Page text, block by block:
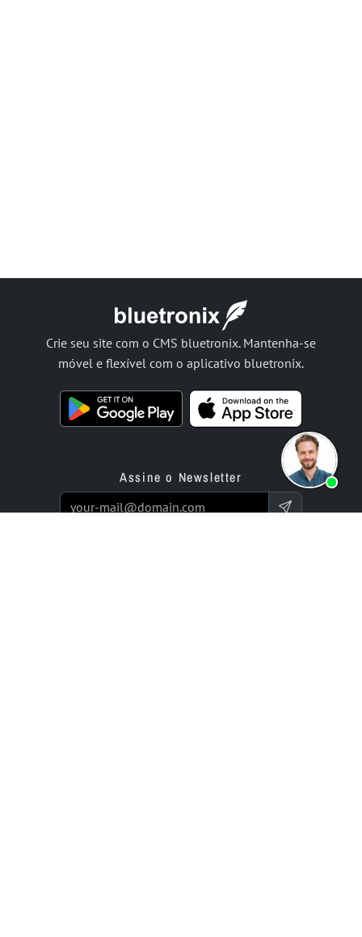
Crie seu site com o CMS bluetronix. Mantenha-se
móvel e flexível com o aplicativo bluetronix.
Assine o Newsletter